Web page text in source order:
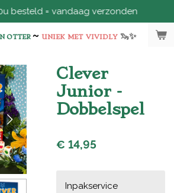
OTTER~ UNIEK MET VIVIDLY 🦦✨
besteld = vandaag verzonden
Clever
Junior -
Dobbelspel
€ 14,95
Inpakservice